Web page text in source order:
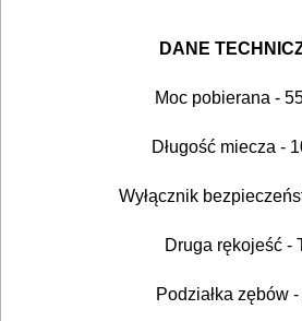
POMIAROWE
BUDOWLANE
AKCESORIA
DANE
Moc pobierana -
Długość miecza -
Wyłącznik
Druga rękojeść -
Podziałka zębów